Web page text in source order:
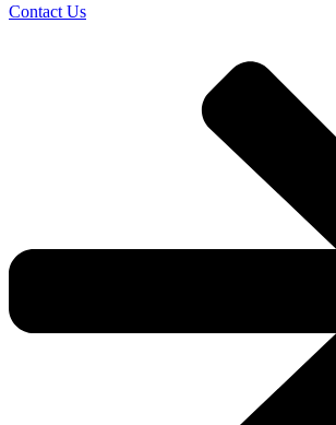
Contact Us